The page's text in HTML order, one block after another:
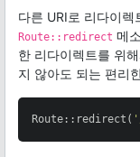
다른 URI로 리다이
Route::redirect 메
한 리다이렉트를 위
지 않아도 되는 편리
Route::redirect(